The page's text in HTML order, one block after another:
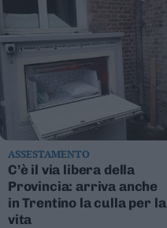
ASSESTAMENTO
C’è il via libera della
Provincia: arriva anche
in Trentino la culla per la
vita